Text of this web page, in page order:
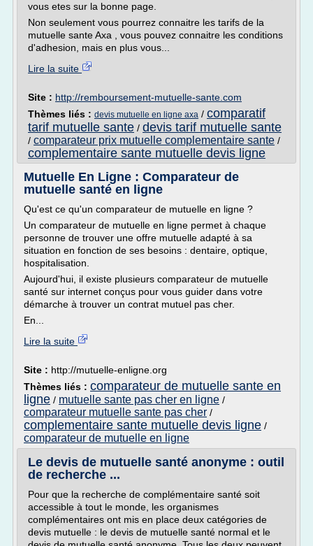
vous etes sur la bonne page.
Non seulement vous pourrez connaitre les tarifs de la
mutuelle sante Axa , vous pouvez connaitre les conditions
d'adhesion, mais en plus vous...
Lire la suite
Site : http://remboursement-mutuelle-sante.com
Thèmes liés : devis mutuelle en ligne axa / comparatif
tarif mutuelle sante / devis tarif mutuelle sante
/ comparateur prix mutuelle complementaire sante /
complementaire sante mutuelle devis ligne
Mutuelle En Ligne : Comparateur de
mutuelle santé en ligne
Qu'est ce qu'un comparateur de mutuelle en ligne ?
Un comparateur de mutuelle en ligne permet à chaque
personne de trouver une offre mutuelle adapté à sa
situation en fonction de ses besoins : dentaire, optique,
hospitalisation.
Aujourd'hui, il existe plusieurs comparateur de mutuelle
santé sur internet conçus pour vous guider dans votre
démarche à trouver un contrat mutuel pas cher.
En...
Lire la suite
Site : http://mutuelle-enligne.org
Thèmes liés : comparateur de mutuelle sante en
ligne / mutuelle sante pas cher en ligne /
comparateur mutuelle sante pas cher /
complementaire sante mutuelle devis ligne /
comparateur de mutuelle en ligne
Le devis de mutuelle santé anonyme : outil
de recherche ...
Pour que la recherche de complémentaire santé soit
accessible à tout le monde, les organismes
complémentaires ont mis en place deux catégories de
devis mutuelle : le devis de mutuelle santé normal et le